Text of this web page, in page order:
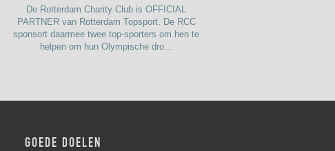
De Rotterdam Charity Club is OFFICIAL
PARTNER van Rotterdam Topsport. De RCC
sponsort daarmee twee top-sporters om hen te
helpen om hun Olympische dro...
GOEDE DOELEN